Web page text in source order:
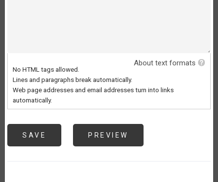
About text formats
No HTML tags allowed.
Lines and paragraphs break automatically.
Web page addresses and email addresses turn into links
automatically.